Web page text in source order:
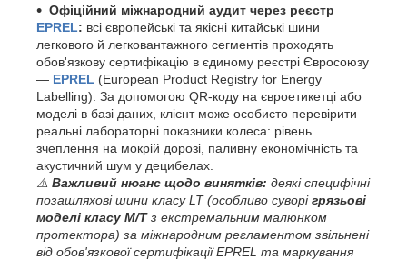
Офіційний міжнародний аудит через реєстр
EPREL: всі європейські та якісні китайські шини
легкового й легковантажного сегментів проходять
обов'язкову сертифікацію в єдиному реєстрі Євросоюзу
— EPREL (European Product Registry for Energy
Labelling). За допомогою QR-коду на євроетикетці або
моделі в базі даних, клієнт може особисто перевірити
реальні лабораторні показники колеса: рівень
зчеплення на мокрій дорозі, паливну економічність та
акустичний шум у децибелах.
⚠️ Важливий нюанс щодо винятків: деякі специфічні
позашляхові шини класу LT (особливо суворігрязьові
моделі класу M/Tз екстремальним малюнком
протектора) за міжнародним регламентом звільнені
від обов'язкової сертифікації EPREL та маркування